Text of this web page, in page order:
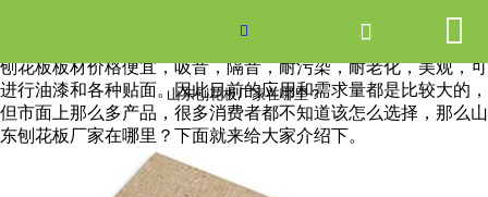
网站首页
产品中心
新闻中心

山东刨花板厂家在哪里？
 
山东刨花板厂家在哪里？
刨花板板材价格便宜，吸音，隔音，耐污染，耐老化，美观，可
进行油漆和各种贴面。因此目前的应用和需求量都是比较大的，
但市面上那么多产品，很多消费者都不知道该怎么选择，那么山
东刨花板厂家在哪里？下面就来给大家介绍下。